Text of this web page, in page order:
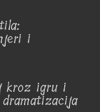
i
kroz igru i